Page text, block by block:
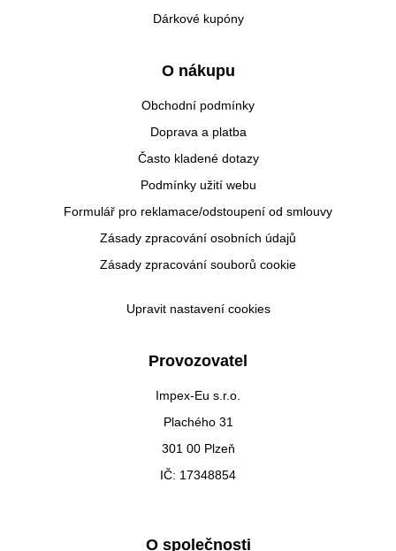
Dárkové kupóny
O nákupu
Obchodní podmínky
Doprava a platba
Často kladené dotazy
Podmínky užití webu
Formulář pro reklamace/odstoupení od smlouvy
Zásady zpracování osobních údajů
Zásady zpracování souborů cookie
Upravit nastavení cookies
Provozovatel
Impex-Eu s.r.o.
Plachého 31
301 00 Plzeň
IČ: 17348854
O společnosti